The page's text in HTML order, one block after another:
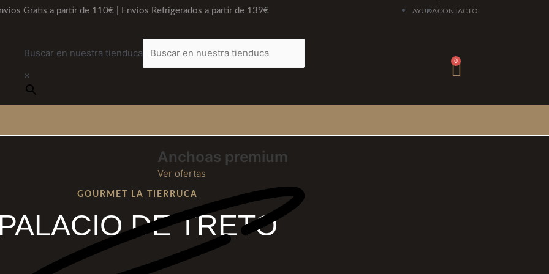
Gratis a partir de 110€ | Envios Refrigerados a partir de 139€ AYUDACONTACTO
Buscar en nuestra tienduca
×
0
Anchoas premium
Ver ofertas
GOURMET LA TIERRUCA
PALACIO DE TRETO